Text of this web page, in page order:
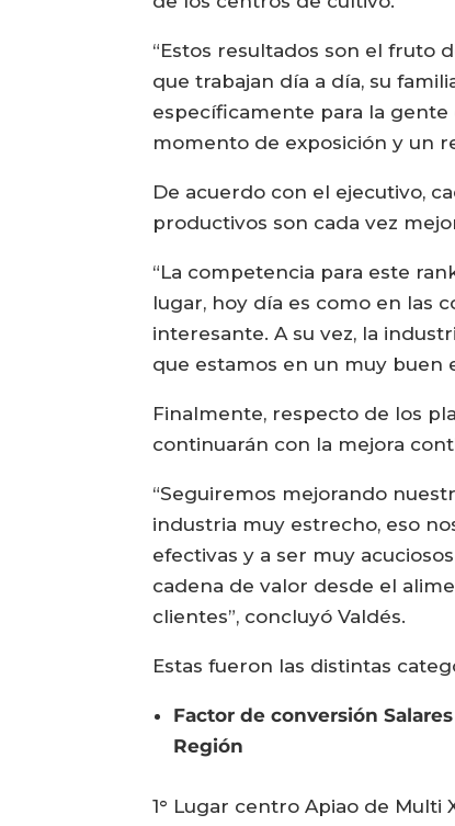
“Estos resultados son el fruto
que trabajan día a día, su
específicamente para la
momento de exposición y un
De acuerdo con el ejecutivo,
productivos son cada vez
“La competencia para este
lugar, hoy día es como en las
interesante. A su vez, la
que estamos en un muy buen
Finalmente, respecto de los
continuarán con la mejora
“Seguiremos mejorando
industria muy estrecho, eso
efectivas y a ser muy
cadena de valor desde el
clientes”, concluyó Valdés.
Estas fueron las distintas
Factor de conversión Salares
Región
1° Lugar centro Apiao de Multi